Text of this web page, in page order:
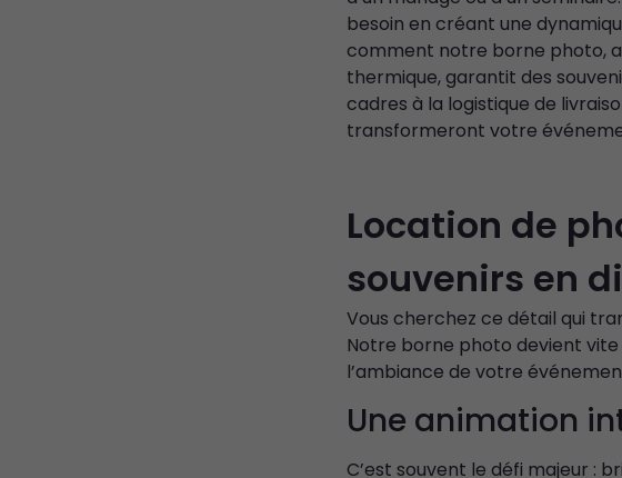
besoin en créant une
comment notre borne photo,
thermique, garantit des
cadres à la logistique de
transformeront votre
Location de
souvenirs en
Vous cherchez ce détail qui
Notre borne photo devient
l’ambiance de votre
Une animation
C’est souvent le défi majeur :